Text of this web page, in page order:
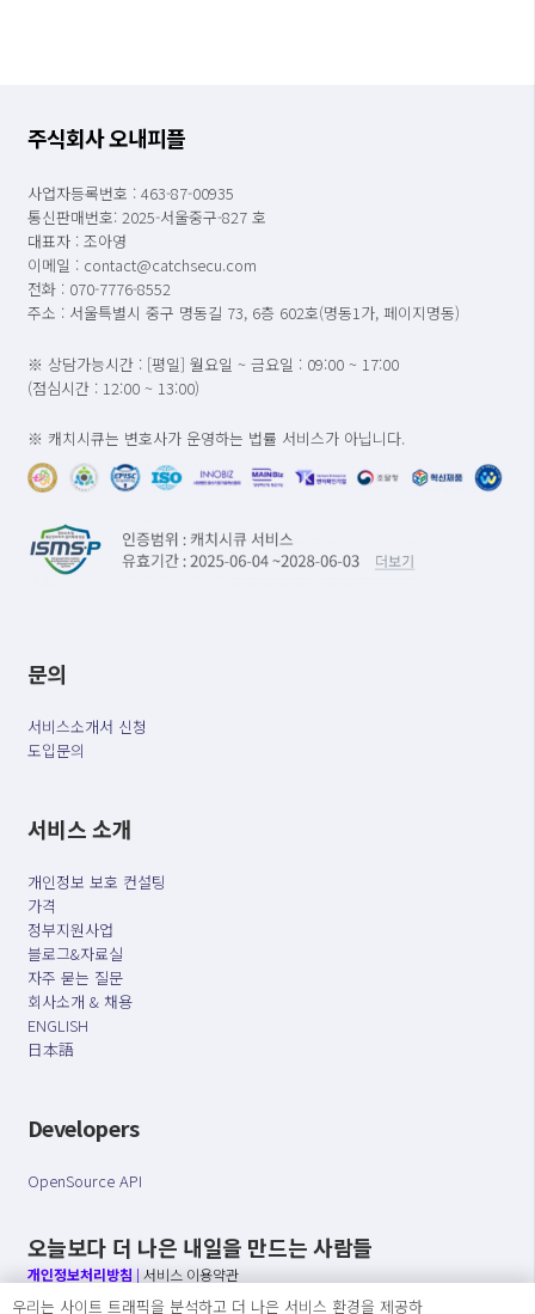
주식회사 오내피플
사업자등록번호 : 463-87-00935
통신판매번호: 2025-서울중구-827 호
대표자 : 조아영
이메일 : contact@catchsecu.com
전화 : 070-7776-8552
주소 : 서울특별시 중구 명동길 73, 6층 602호(명동1가, 페이지명동)
※ 상담가능시간 : [평일] 월요일 ~ 금요일 : 09:00 ~ 17:00
(점심시간 : 12:00 ~ 13:00)
※ 캐치시큐는 변호사가 운영하는 법률 서비스가 아닙니다.
문의
서비스소개서 신청
도입문의
서비스 소개
개인정보 보호 컨설팅
가격
정부지원사업
블로그&자료실
자주 묻는 질문
회사소개 & 채용
ENGLISH
日本語
Developers
OpenSource API
오늘보다 더 나은 내일을 만드는 사람들
개인정보처리방침 | 서비스 이용약관
우리는 사이트 트래픽을 분석하고 더 나은 서비스 환경을 제공하